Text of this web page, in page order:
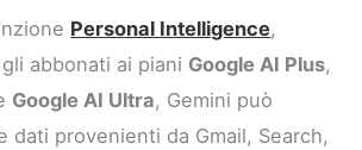
Personal Intelligence,
abbonati ai piani Google AI Plus,
Google AI Ultra, Gemini può
dati provenienti da Gmail, Search,